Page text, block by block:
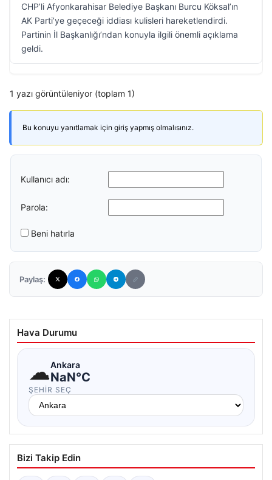
CHP’li Afyonkarahisar Belediye Başkanı Burcu Köksal’ın
AK Parti’ye geçeceği iddiası kulisleri hareketlendirdi.
Partinin İl Başkanlığı’ndan konuyla ilgili önemli açıklama
geldi.
1 yazı görüntüleniyor (toplam 1)
Bu konuyu yanıtlamak için giriş yapmış olmalısınız.
Kullanıcı adı:
Parola:
Beni hatırla
Paylaş:
Hava Durumu
☁Ankara
NaN°C
ŞEHIR SEÇ
Bizi Takip Edin